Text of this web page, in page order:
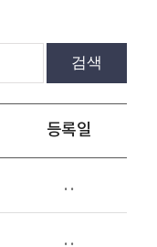
검색
등록일
. .
. .